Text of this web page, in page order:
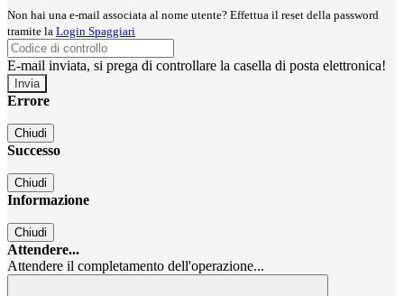
Non hai una e-mail associata al nome utente? Effettua il reset della password
tramite la Login Spaggiari
E-mail inviata, si prega di controllare la casella di posta elettronica!
Errore
Chiudi
Successo
Chiudi
Informazione
Chiudi
Attendere...
Attendere il completamento dell'operazione...